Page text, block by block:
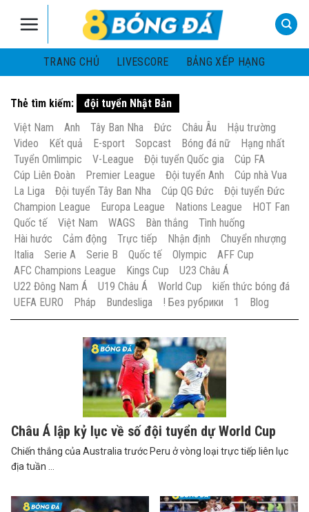
TRANG CHỦ
LIVESCORE BẢNG XẾP HẠNG
Thẻ tìm kiếm:
đội tuyển Nhật Bản
Việt Nam
Anh Tây Ban Nha Đức Châu Âu
Hậu trường
Video
Kết quả E-sport Sopcast Bóng đá nữ
Hạng nhất
Tuyển Omlimpic
V-League Đội tuyển Quốc gia
Cúp FA
Cúp Liên Đoàn
Premier League Đội tuyển Anh
Cúp nhà Vua
La Liga
Đội tuyển Tây Ban Nha Cúp QG Đức
Đội tuyển Đức
Champion League
Europa League Nations League
HOT Fan
Quốc tế
Việt Nam WAGS Bàn thắng
Tình huống
Hài hước
Cảm động Trực tiếp Nhận định
Chuyển nhượng
Italia
Serie A Serie B Quốc tế Olympic
AFF Cup
AFC Champions League
Kings Cup
U23 Châu Á
U22 Đông Nam Á
U19 Châu Á World Cup
kiến thức bóng đá
UEFA EURO
Pháp Bundesliga ! Без рубрики 1 Blog
Châu Á lập kỷ lục về số đội tuyển dự World Cup
Chiến thắng của Australia trước Peru ở vòng loại trực tiếp liên lục
địa tuần ...